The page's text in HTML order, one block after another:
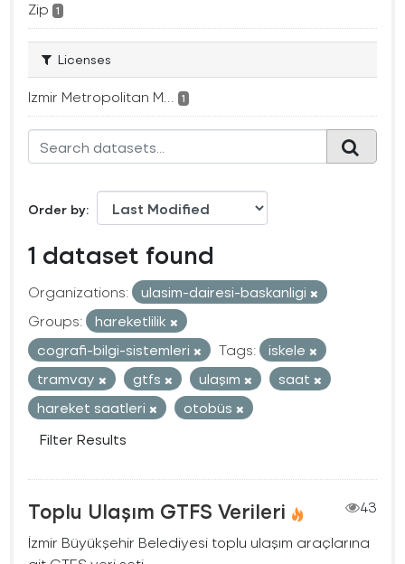
Zip 1
Licenses
Izmir Metropolitan M... 1
Order by
1 dataset found
Organizations:
ulasim-dairesi-baskanligi
Groups:
hareketlilik
cografi-bilgi-sistemleri
Tags:
iskele
tramvay
gtfs ulaşım
saat
hareket saatleri
otobüs
Filter Results
Toplu Ulaşım GTFS Verileri
43
İzmir Büyükşehir Belediyesi toplu ulaşım araçlarına